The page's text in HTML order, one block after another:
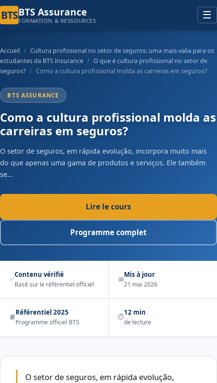
BTSBTS Assurance
FORMATION & RESSOURCES
☰
Accueil / Cultura profissional no setor de seguros: uma mais-valia para os
estudantes da BTS Insurance / O que é cultura profissional no setor de
seguros? / Como a cultura profissional molda as carreiras em seguros?
BTS ASSURANCE
Como a cultura profissional molda as
carreiras em seguros?
O setor de seguros, em rápida evolução, incorpora muito mais
do que apenas uma gama de produtos e serviços. Ele também
se…
Lire le cours
Programme complet
✅
Contenu vérifié
Basé sur le référentiel officiel
📅
Mis à jour
21 mai 2026
📘
Référentiel 2025
Programme officiel BTS
⏱️
12 min
de lecture
O setor de seguros, em rápida evolução,